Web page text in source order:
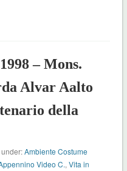
– Mons.
Alvar Aalto
della
under:Ambiente Costume
Video C.,Vita in